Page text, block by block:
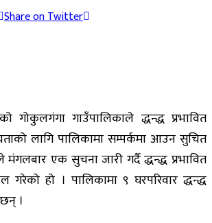
Share on Twitter
गोकुलगंगा गाउँपालिकाले द्धन्द्ध प्रभावित
लागि पालिकामा सम्पर्कमा आउन सुचित
एक सुचना जारी गर्दै द्धन्द्ध प्रभावित
गरेको हो । पालिकामा ९ घरपरिवार द्धन्द्ध
।